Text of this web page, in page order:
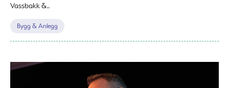
Vassbakk &...
Bygg & Anlegg